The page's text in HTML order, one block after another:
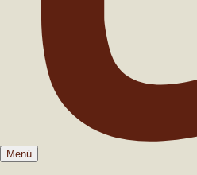
Menú